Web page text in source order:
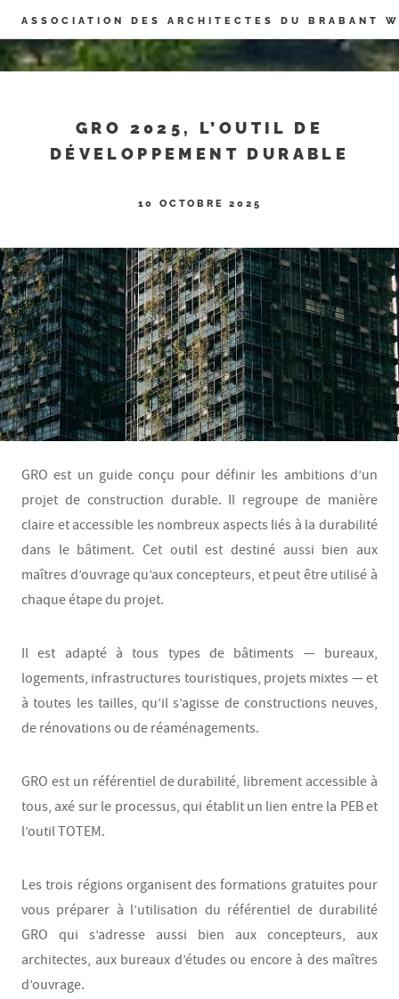
Panneau de gestion des cookies
ASSOCIATION DES ARCHITECTES DU BRABANT
GRO 2025, L’OUTIL DE
DÉVELOPPEMENT DURABLE
10 OCTOBRE 2025
GRO est un guide conçu pour définir les ambitions d’un
projet de construction durable. Il regroupe de manière
claire et accessible les nombreux aspects liés à la durabilité
dans le bâtiment. Cet outil est destiné aussi bien aux
maîtres d’ouvrage qu’aux concepteurs, et peut être utilisé à
chaque étape du projet.
Il est adapté à tous types de bâtiments — bureaux,
logements, infrastructures touristiques, projets mixtes — et
à toutes les tailles, qu’il s’agisse de constructions neuves,
de rénovations ou de réaménagements.
GRO est un référentiel de durabilité, librement accessible à
tous, axé sur le processus, qui établit un lien entre la PEB et
l’outil TOTEM.
Les trois régions organisent des formations gratuites pour
vous préparer à l’utilisation du référentiel de durabilité
GRO qui s’adresse aussi bien aux concepteurs, aux
architectes, aux bureaux d’études ou encore à des maîtres
d’ouvrage.